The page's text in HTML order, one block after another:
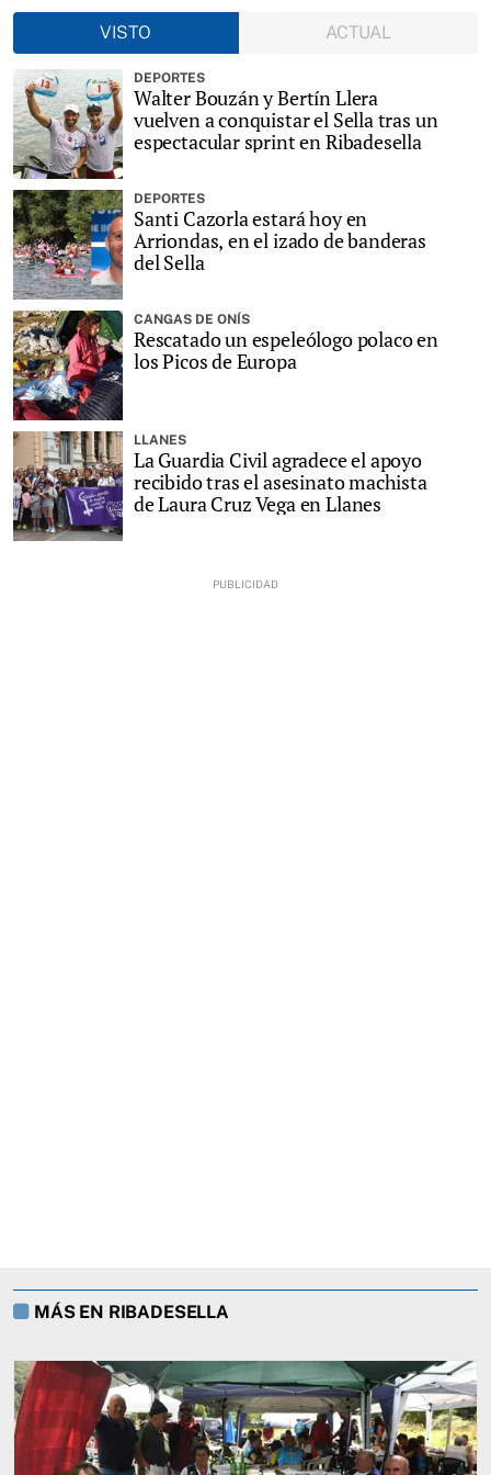
VISTO
ACTUAL
DEPORTES
Walter Bouzán y Bertín Llera
vuelven a conquistar el Sella tras un
espectacular sprint en Ribadesella
DEPORTES
Santi Cazorla estará hoy en
Arriondas, en el izado de banderas
del Sella
CANGAS DE ONÍS
Rescatado un espeleólogo polaco en
los Picos de Europa
LLANES
La Guardia Civil agradece el apoyo
recibido tras el asesinato machista
de Laura Cruz Vega en Llanes
MÁS EN RIBADESELLA